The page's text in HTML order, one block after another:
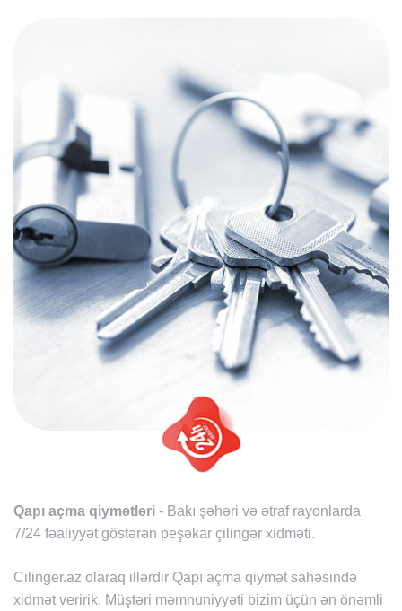
Qapı açma qiymətləri - Bakı şəhəri və ətraf rayonlarda
7/24 fəaliyyət göstərən peşəkar çilingər xidməti.
Cilinger.az olaraq illərdir Qapı açma qiymət sahəsində
xidmət veririk. Müştəri məmnuniyyəti bizim üçün ən önəmli